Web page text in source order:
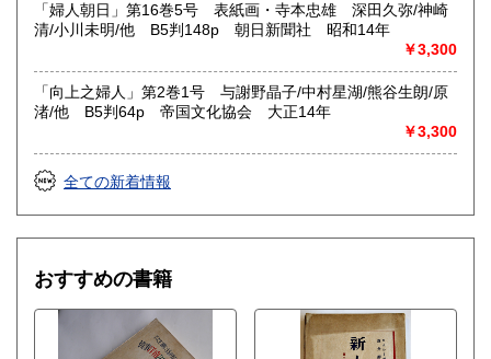
「婦人朝日」第16巻5号 表紙画・寺本忠雄 深田久弥/神崎
清/小川未明/他 B5判148p 朝日新聞社 昭和14年
￥3,300
「向上之婦人」第2巻1号 与謝野晶子/中村星湖/熊谷生朗/原
渚/他 B5判64p 帝国文化協会 大正14年
￥3,300
全ての新着情報
おすすめの書籍